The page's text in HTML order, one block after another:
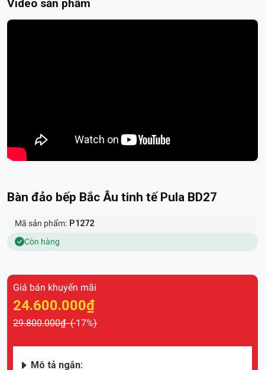
Video sản phẩm
Bàn đảo bếp Bắc Âu tinh tế Pula BD27
Mã sản phẩm:P1272
Còn hàng
Giá bán khuyến mãi
24.600.000₫
29.800.000₫ (-17%)
Mô tả ngắn: